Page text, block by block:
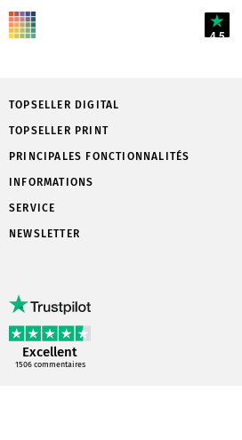
4.5
TOPSELLER DIGITAL
TOPSELLER PRINT
PRINCIPALES FONCTIONNALITÉS
INFORMATIONS
SERVICE
Excellent
1506commentaires
NEWSLETTER